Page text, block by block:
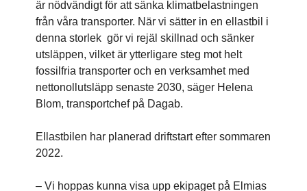
är nödvändigt för att sänka klimatbelastningen
från våra transporter. När vi sätter in en ellastbil i
denna storlek gör vi rejäl skillnad och sänker
utsläppen, vilket är ytterligare steg mot helt
fossilfria transporter och en verksamhet med
nettonollutsläpp senaste 2030, säger Helena
Blom, transportchef på Dagab.
Ellastbilen har planerad driftstart efter sommaren
2022.
– Vi hoppas kunna visa upp ekipaget på Elmias